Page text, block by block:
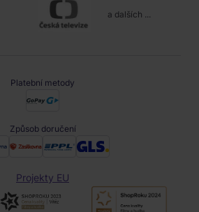
a dalších ...
Platební metody
Způsob doručení
Projekty EU